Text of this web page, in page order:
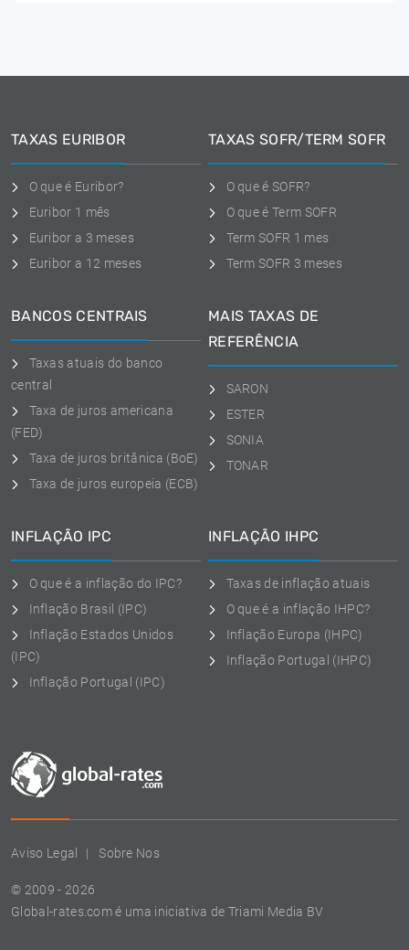
Aviso Legal Sobre Nos
© 2009 - 2026
Global-rates.com é uma iniciativa de Triami Media BV
TAXAS EURIBOR
O que é Euribor?
Euribor 1 mês
Euribor a 3 meses
Euribor a 12 meses
TAXAS SOFR/TERM SOFR
O que é SOFR?
O que é Term SOFR
Term SOFR 1 mes
Term SOFR 3 meses
BANCOS CENTRAIS
Taxas atuais do banco
central
Taxa de juros americana
(FED)
Taxa de juros britânica (BoE)
Taxa de juros europeia (ECB)
MAIS TAXAS DE
REFERÊNCIA
SARON
ESTER
SONIA
TONAR
INFLAÇÃO IPC
O que é a inflação do IPC?
Inflação Brasil (IPC)
Inflação Estados Unidos
(IPC)
Inflação Portugal (IPC)
INFLAÇÃO IHPC
Taxas de inflação atuais
O que é a inflação IHPC?
Inflação Europa (IHPC)
Inflação Portugal (IHPC)